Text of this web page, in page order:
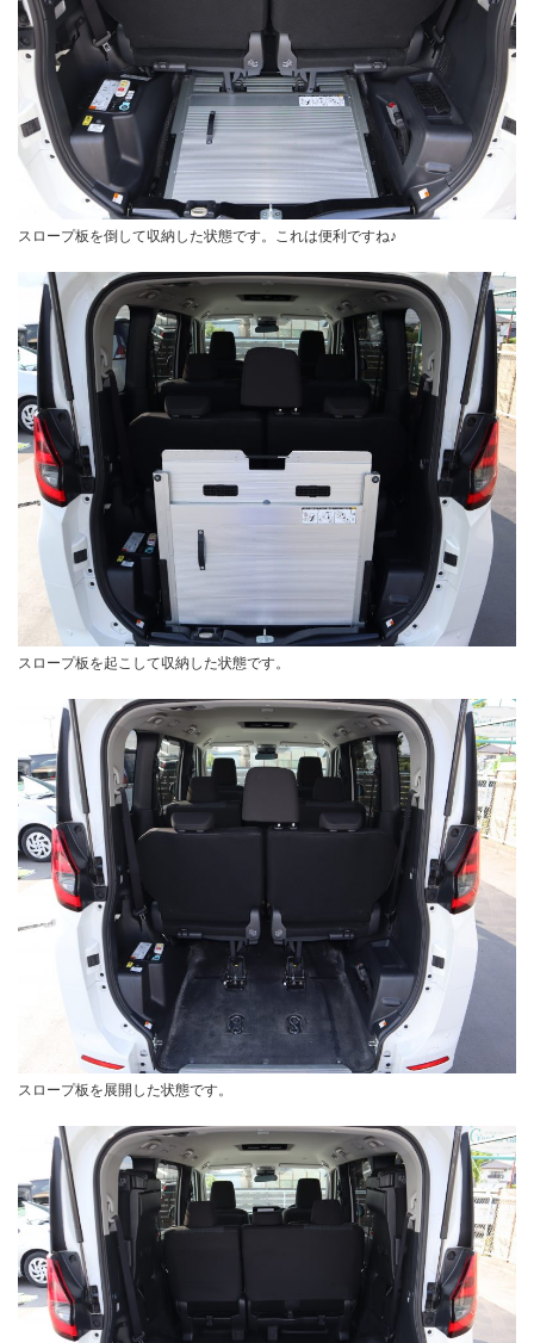
スロープ板を倒して収納した状態です。これは便利ですね♪
スロープ板を起こして収納した状態です。
スロープ板を展開した状態です。